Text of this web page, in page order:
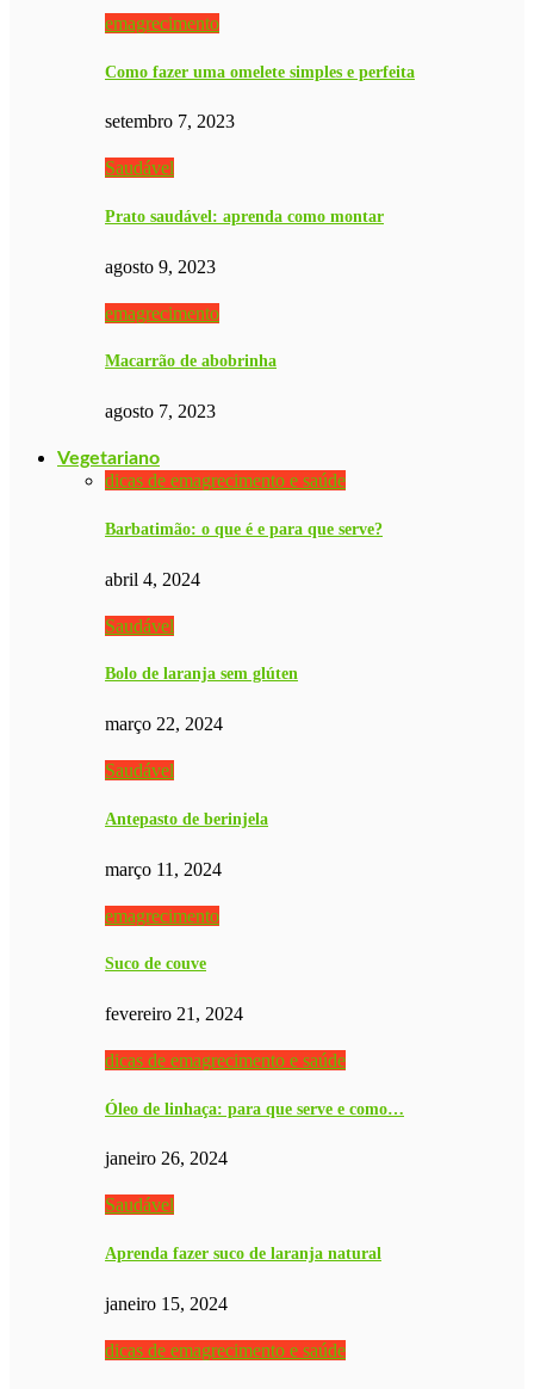
emagrecimento
Como fazer uma omelete simples e perfeita
setembro 7, 2023
Saudável
Prato saudável: aprenda como montar
agosto 9, 2023
emagrecimento
Macarrão de abobrinha
agosto 7, 2023
Vegetariano
dicas de emagrecimento e saúde
Barbatimão: o que é e para que serve?
abril 4, 2024
Saudável
Bolo de laranja sem glúten
março 22, 2024
Saudável
Antepasto de berinjela
março 11, 2024
emagrecimento
Suco de couve
fevereiro 21, 2024
dicas de emagrecimento e saúde
Óleo de linhaça: para que serve e como…
janeiro 26, 2024
Saudável
Aprenda fazer suco de laranja natural
janeiro 15, 2024
dicas de emagrecimento e saúde